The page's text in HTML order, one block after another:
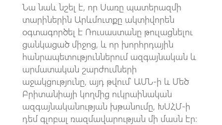
Նա նաև նշել է, որ Սառը պատերազմի
տարիներին Արևմուտքը ակտիվորեն
օգտագործել է Ռուսաստանը թուլացնելու
ցանկացած միջոց, և որ խորհրդային
հանրապետություններում ազգայնական և
արմատական ​​շարժումների
աջակցությունը, այդ թվում՝ ԱՄՆ-ի և Մեծ
Բրիտանիայի կողմից ուկրաինական
ազգայնականության խթանումը, ԽՍՀՄ-ի
դեմ գլոբալ ռազմավարության մի մասն էր։